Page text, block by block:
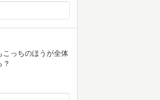
っちのほうが全体